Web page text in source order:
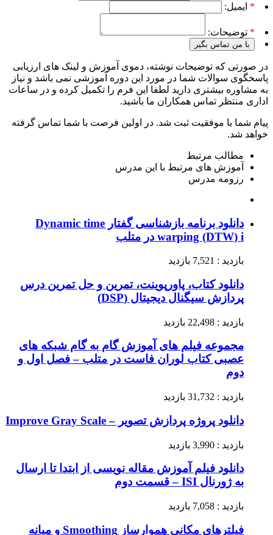
* ایمیل:
* توضیحات:
با من تماس بگیر
در صورتی که توضیحات نوشته، دموی آموزش و لینک های ارزیابی
پاسخگوی سوالات شما در مورد این دوره آموزشی نمی باشد و نیاز
به مشاوره بیشتری دارید لطفا این فرم را تکمیل کرده و در ساعات
اداری منتظر تماس همکاران ما باشید.
پیام شما با موفقیت ثبت شد. در اولین فرصت با شما تماس گرفته
خواهد شد.
مطالب مرتبط
آموزش های مرتبط با این مدرس
رزومه مدرس
دانلود برنامه بازشناسی گفتار Dynamic time
warping (DTW) i در متلب
بازدید : 7,521 بازدید
دانلود کتاب، پاورپوینت، تمرین و حل تمرین درس
پردازش سیگنال دیجیتال (DSP)
بازدید : 22,498 بازدید
مجموعه فیلم های آموزش گام به گام شبکه های
عصبی کتاب لوران فاست در متلب – فصل اول و
دوم
بازدید : 31,732 بازدید
دانلود پروژه پردازش تصویر – Improve Gray Scale
بازدید : 3,990 بازدید
دانلود فیلم آموزش مقاله نویسی از ابتدا تا ارسال
به ژورنال ISI – قسمت دوم
بازدید : 7,058 بازدید
فیلترهای مکانی هموارساز Smoothing و میانه